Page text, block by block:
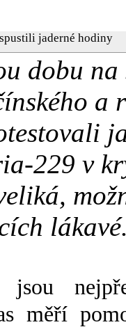
jaderné hodiny
dobu
a
229 v
měří